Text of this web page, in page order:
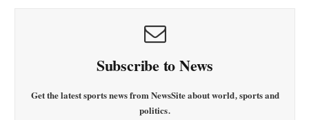
Subscribe to News
Get the latest sports news from NewsSite about world, sports and
politics.